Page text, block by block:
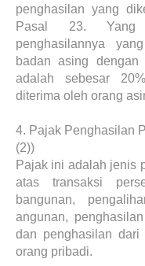
penghasilan yang
Pasal 23. Yang
penghasilannya
badan asing
adalah sebesar
diterima oleh orang
4. Pajak Penghasilan
(2))
Pajak ini adalah jenis
atas transaksi
bangunan,
angunan,
dan penghasilan dari
orang pribadi.